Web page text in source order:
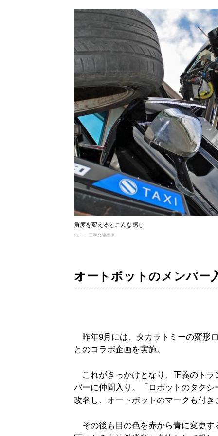
角度を変えるとこんな感じ
出典： 三和交通提供
オートボットのメンバー
昨年9月には、タカラトミーの変形
とのコラボ企画を実施。
これがきっかけとなり、正義のトラ
バーに仲間入り。「ロボットのタク
改名し、オートボットのマークも付き
その後も目の色を赤から青に変更す